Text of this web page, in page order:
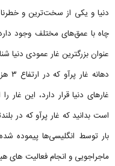
چاه با عمق‌های مختلف وجود
عنوان بزرگترین غار عمودی دنیا
غارهای دنیا قرار دارد، این غار
است بدانید که غار پرآو که در
بار توسط انگلیسی‌ها پیموده
ماجراجویی و انجام فعالیت های